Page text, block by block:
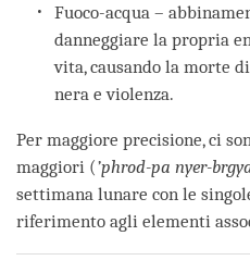
Fuoco-acqua –
danneggiare la propria
vita, causando la morte
nera e violenza.
Per maggiore precisione, ci
maggiori (’phrod-pa nyer-
settimana lunare con le
riferimento agli elementi